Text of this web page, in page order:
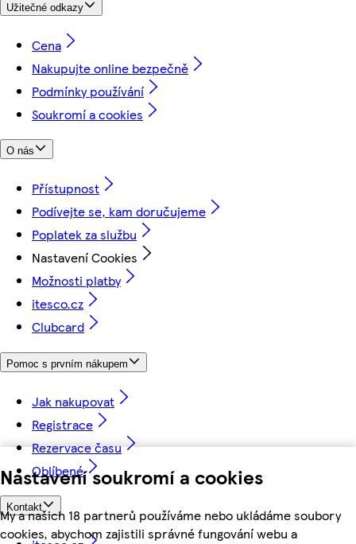
Nastavení soukromí a cookies
My a našich 18 partnerů používáme nebo ukládáme soubory
cookies, abychom zajistili správné fungování webu a
Užitečné odkazy
Cena
Nakupujte online bezpečně
Podmínky používání
Soukromí a cookies
O nás
Přístupnost
Podívejte se, kam doručujeme
Poplatek za službu
Nastavení Cookies
Možnosti platby
itesco.cz
Clubcard
Pomoc s prvním nákupem
Jak nakupovat
Registrace
Rezervace času
Oblíbené
Kontakt